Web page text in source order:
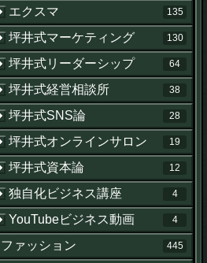
エクスマ 135
坪井式マーケティング 130
坪井式リーダーシップ 64
坪井式経営相談所 38
坪井式SNS論 28
坪井式オンラインサロン 19
坪井式資本論 12
独自化ビジネス講座 4
YouTubeビジネス動画 4
ファッション 445